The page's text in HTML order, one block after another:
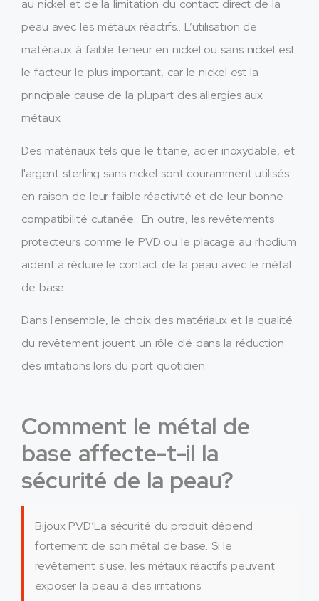
au nickel et de la limitation du contact direct de la
peau avec les métaux réactifs.. L’utilisation de
matériaux à faible teneur en nickel ou sans nickel est
le facteur le plus important, car le nickel est la
principale cause de la plupart des allergies aux
métaux.
Des matériaux tels que le titane, acier inoxydable, et
l'argent sterling sans nickel sont couramment utilisés
en raison de leur faible réactivité et de leur bonne
compatibilité cutanée.. En outre, les revêtements
protecteurs comme le PVD ou le placage au rhodium
aident à réduire le contact de la peau avec le métal
de base.
Dans l'ensemble, le choix des matériaux et la qualité
du revêtement jouent un rôle clé dans la réduction
des irritations lors du port quotidien.
Comment le métal de
base affecte-t-il la
sécurité de la peau?
Bijoux PVD’La sécurité du produit dépend
fortement de son métal de base. Si le
revêtement s'use, les métaux réactifs peuvent
exposer la peau à des irritations.